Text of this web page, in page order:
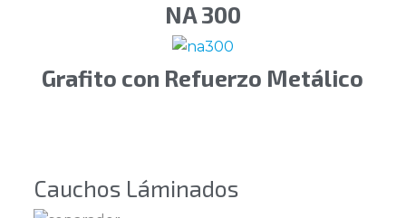
NA 300
Grafito con Refuerzo Metálico
Cauchos Láminados